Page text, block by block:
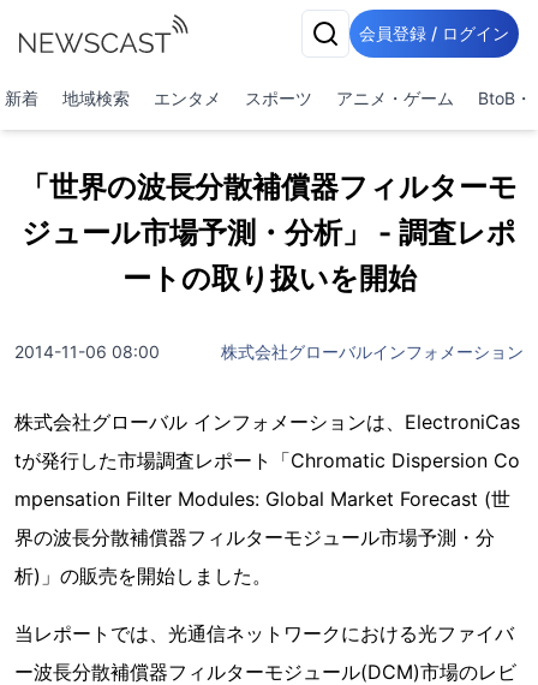
会員登録 / ログイン
新着 地域検索 エンタメ スポーツ アニメ・ゲーム BtoB・
「世界の波長分散補償器フィルターモ
ジュール市場予測・分析」 - 調査レポ
ートの取り扱いを開始
2014-11-06 08:00 株式会社グローバルインフォメーション
株式会社グローバル インフォメーションは、ElectroniCas
tが発行した市場調査レポート「Chromatic Dispersion Co
mpensation Filter Modules: Global Market Forecast (世
界の波長分散補償器フィルターモジュール市場予測・分
析)」の販売を開始しました。
当レポートでは、光通信ネットワークにおける光ファイバ
ー波長分散補償器フィルターモジュール(DCM)市場のレビ